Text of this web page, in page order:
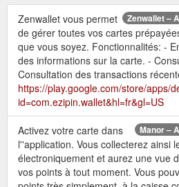
Zenwallet –
Zenwallet vous permet
de gérer toutes vos cartes
que vous soyez. Fonctionnalités: -
des informations sur la carte. -
Consultation des transactions
https://play.google.com/store/apps/
id=com.ezipin.wallet&hl=fr&gl=US
Manor –
Activez votre carte dans
l''application. Vous collecterez ainsi
électroniquement et aurez une vue
vos points à tout moment. Vous